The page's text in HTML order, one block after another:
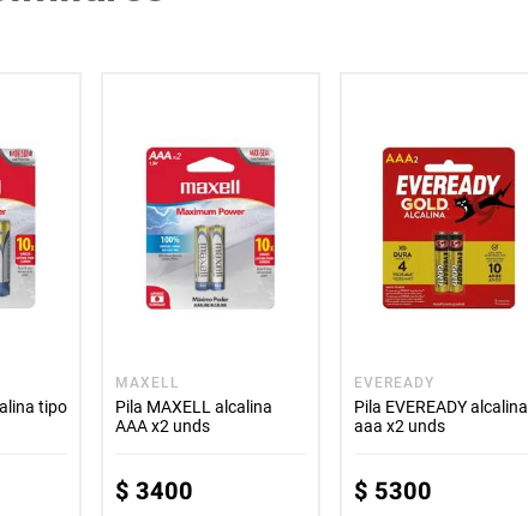
tipo
MAXELL
Pila MAXELL alcalina
AAA x2 unds
$ 3400
EVEREADY
Pila EVEREADY alcalina
aaa x2 unds
$ 5300